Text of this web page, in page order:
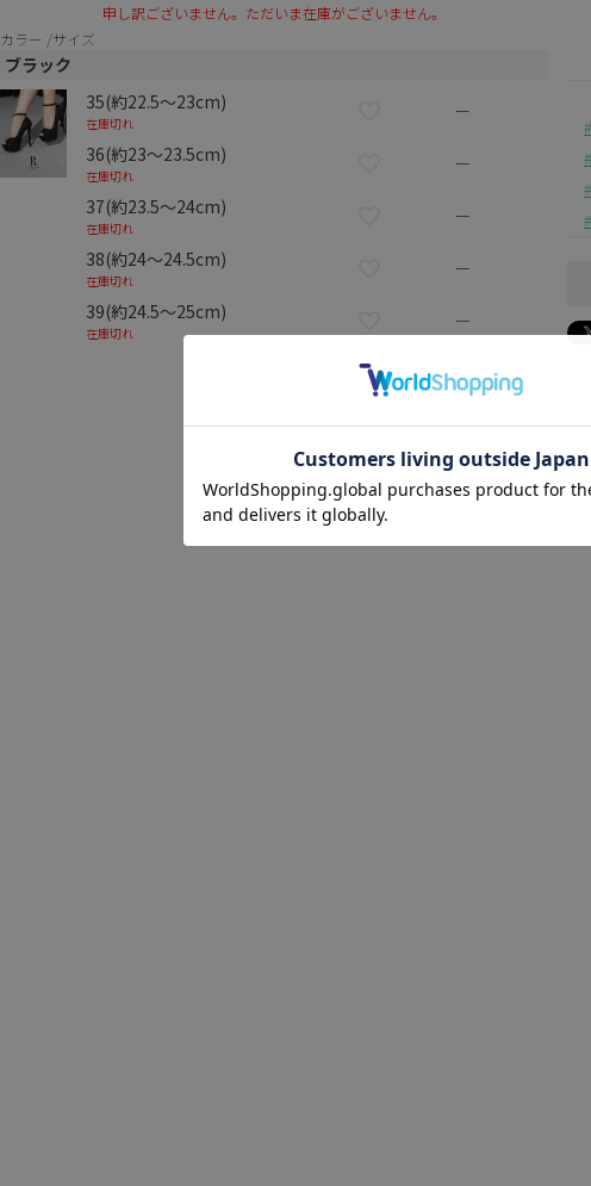
申し訳ございません。ただいま在庫がございません。
カラー
サイズ
ブラック
35(約22.5～23cm)
在庫切れ
—
36(約23～23.5cm)
在庫切れ
—
37(約23.5～24cm)
在庫切れ
—
38(約24～24.5cm)
在庫切れ
—
39(約24.5～25cm)
在庫切れ
—